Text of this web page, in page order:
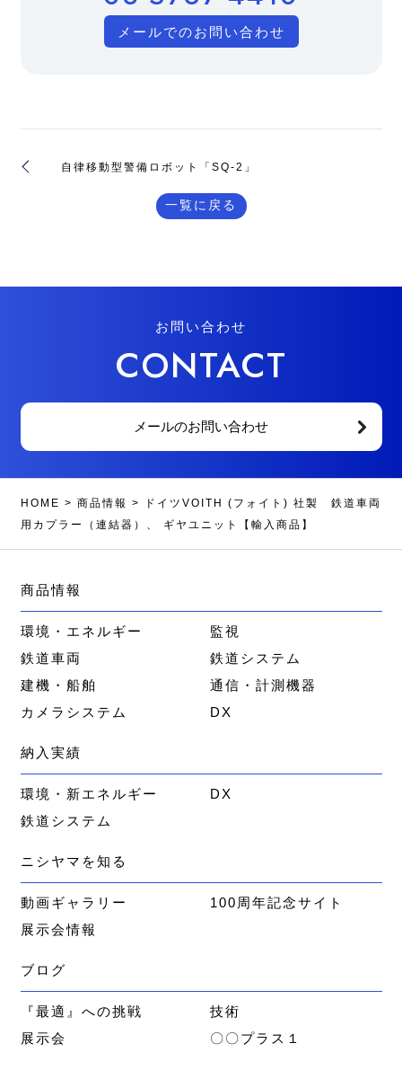
メールでのお問い合わせ
自律移動型警備ロボット「SQ-2」
一覧に戻る
お問い合わせ
CONTACT
メールのお問い合わせ
HOME > 商品情報 >
ドイツVOITH (フォイト) 社製 鉄道車両
用カプラー（連結器）、 ギヤユニット【輸入商品】
商品情報
環境・エネルギー
監視
鉄道車両
鉄道システム
建機・船舶
通信・計測機器
カメラシステム
DX
納入実績
環境・新エネルギー
DX
鉄道システム
ニシヤマを知る
動画ギャラリー
100周年記念サイト
展示会情報
ブログ
『最適』への挑戦
技術
展示会
〇〇プラス１